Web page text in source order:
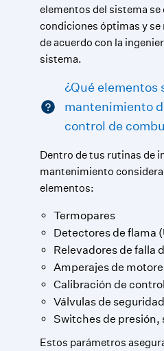
elementos del sistema se
condiciones óptimas y
de acuerdo con la
sistema.
¿Qué elementos
mantenimiento
control de
Dentro de tus rutinas de
mantenimiento
elementos:
Termopares
Detectores de flama
Relevadores de falla
Amperajes de
Calibración de
Válvulas de
Switches de presión,
Estos parámetros